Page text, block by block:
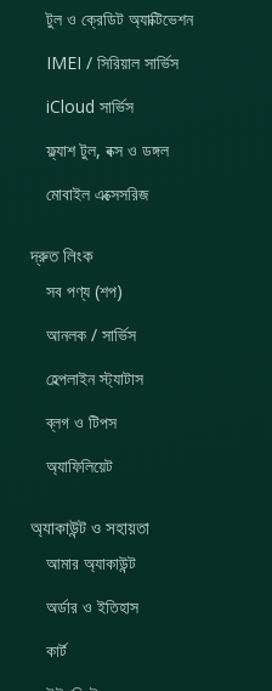
টুল ও ক্রেডিট অ্যাক্টিভেশন
IMEI / সিরিয়াল সার্ভিস
iCloud সার্ভিস
ফ্ল্যাশ টুল, বক্স ও ডঙ্গল
মোবাইল এক্সেসরিজ
দ্রুত লিংক
সব পণ্য (শপ)
আনলক / সার্ভিস
হেল্পলাইন স্ট্যাটাস
ব্লগ ও টিপস
অ্যাফিলিয়েট
অ্যাকাউন্ট ও সহায়তা
আমার অ্যাকাউন্ট
অর্ডার ও ইতিহাস
কার্ট